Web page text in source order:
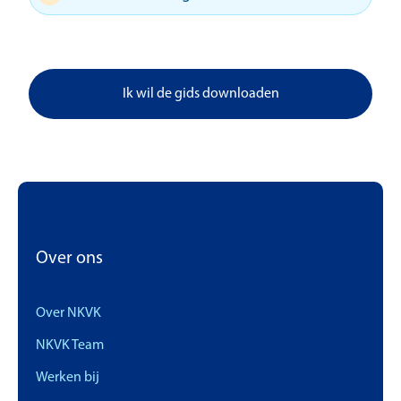
Ik wil de gids downloaden
Over ons
Over NKVK
NKVK Team
Werken bij